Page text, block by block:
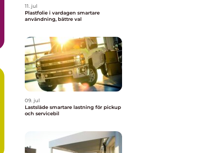
11. jul
Plastfolie i vardagen smartare
användning, bättre val
09. jul
Lastsläde smartare lastning för pickup
och servicebil